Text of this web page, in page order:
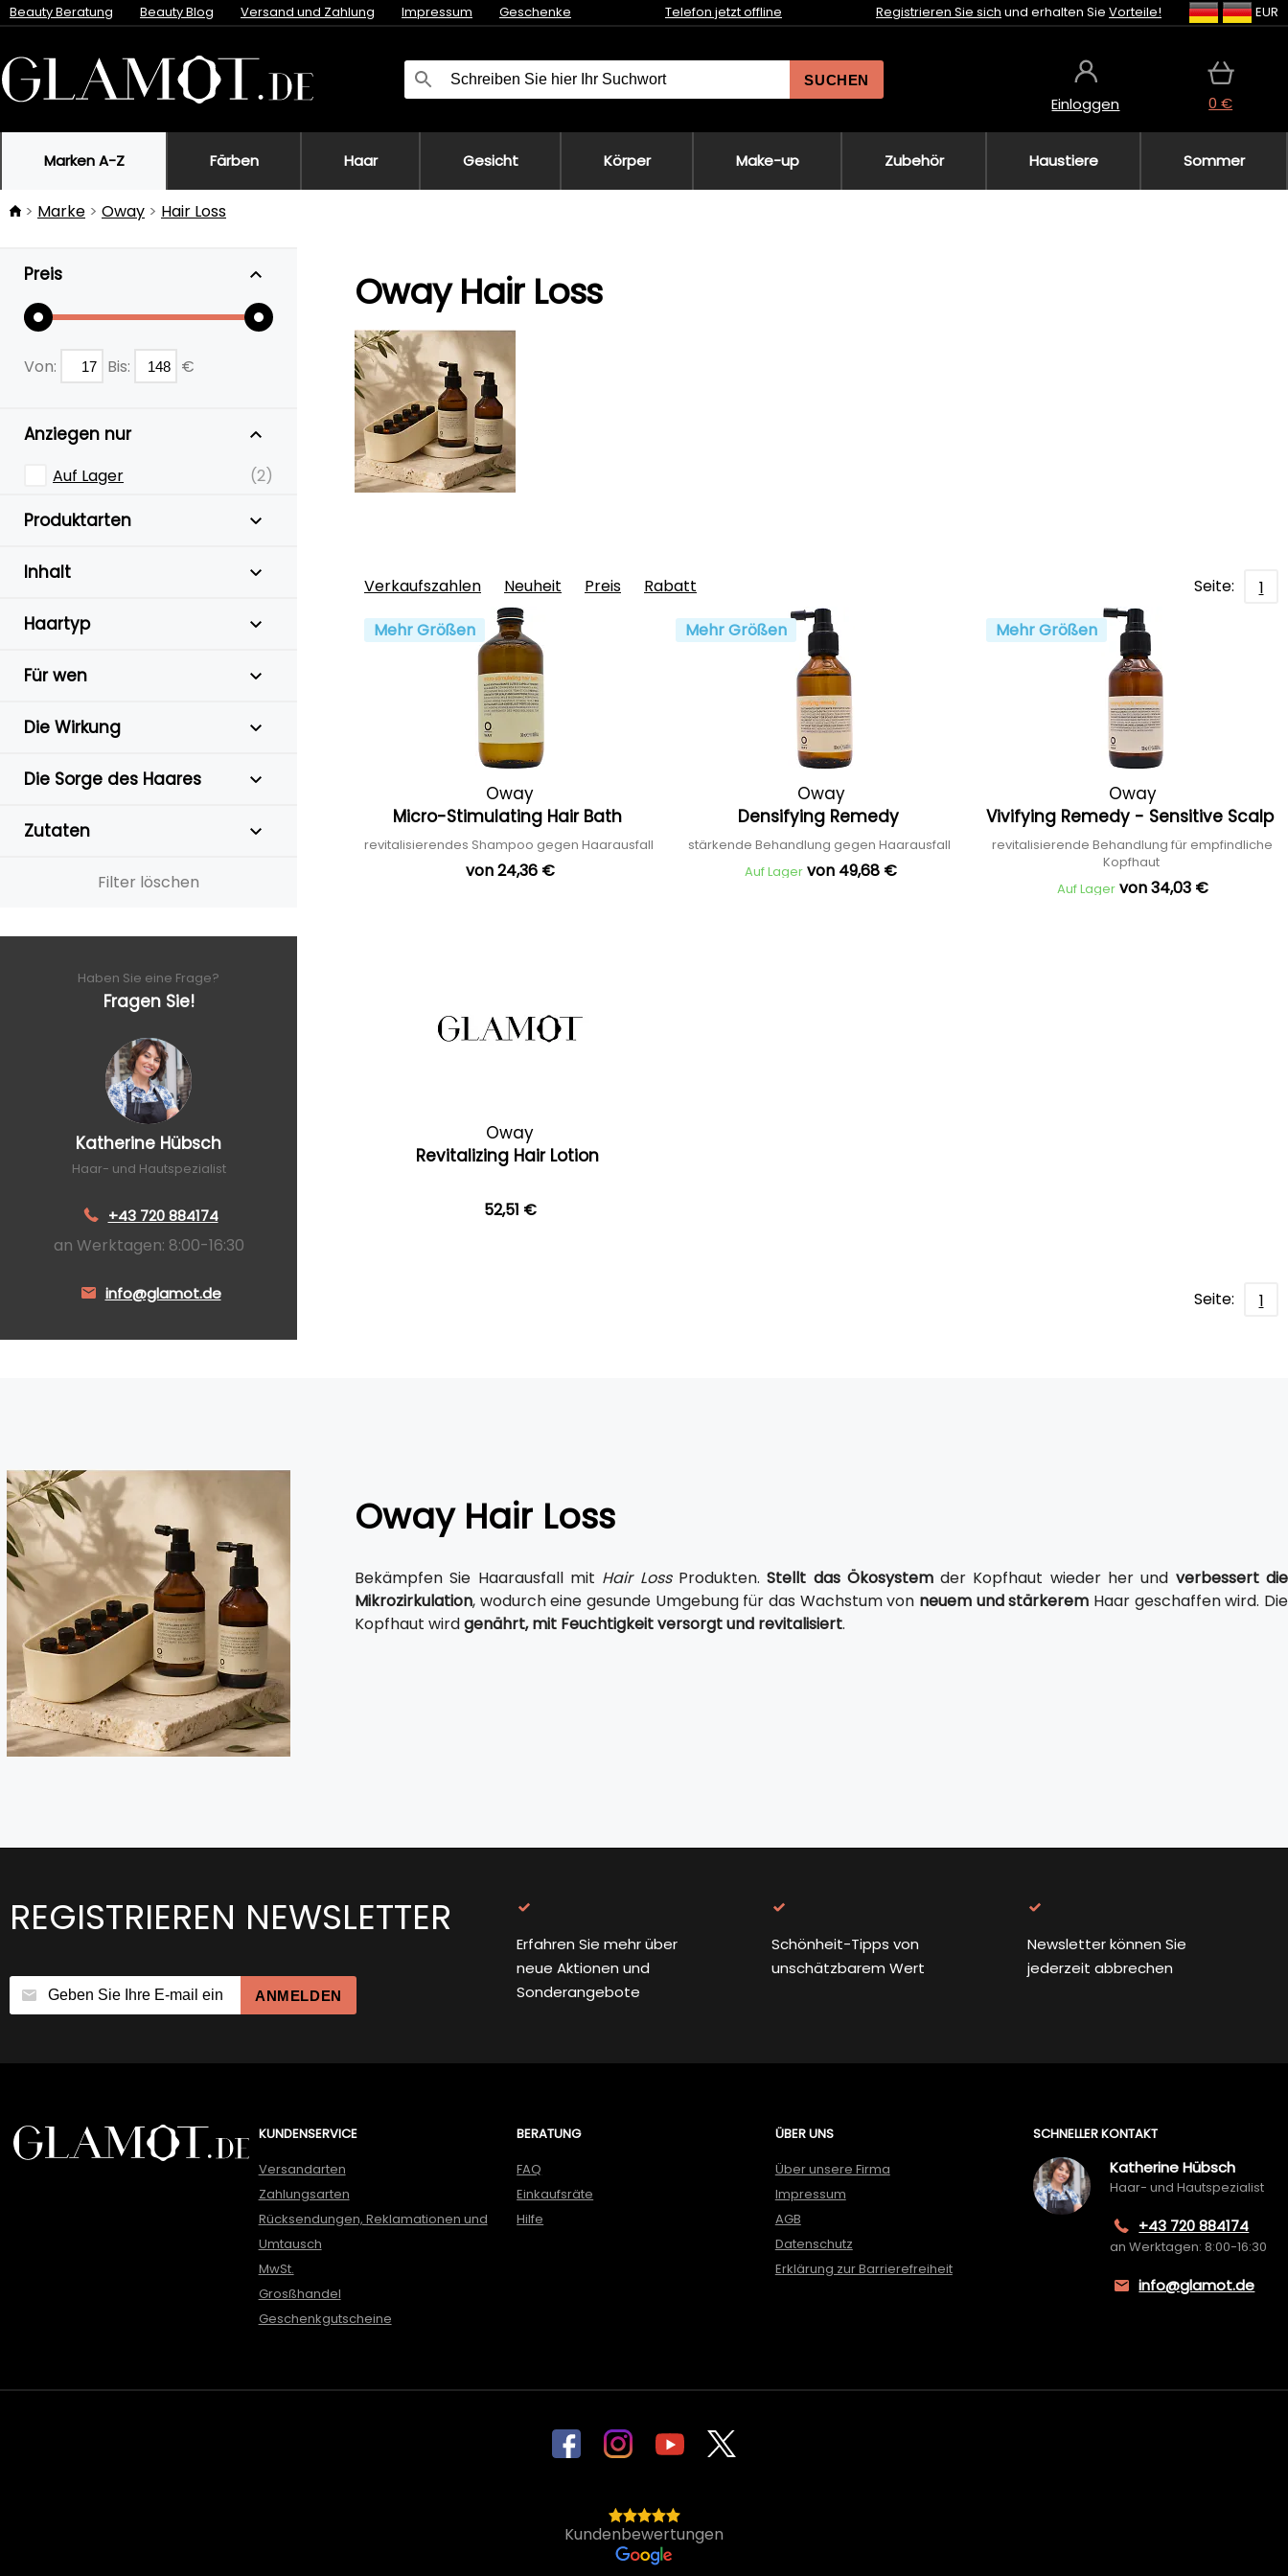
Beauty Beratung Beauty Blog Versand und Zahlung Impressum Geschenke Telefon jetzt offline Registrieren Sie sich und erhalten Sie Vorteile! EUR
SUCHEN
Einloggen 0 €
Marken A-Z Färben Haar Gesicht Körper Make-up Zubehör Haustiere Sommer
Marke Oway Hair Loss
Preis
Von: Bis: €
Anziegen nur
Auf Lager (2)
Produktarten
Inhalt
Haartyp
Für wen
Die Wirkung
Die Sorge des Haares
Zutaten
Filter löschen
Haben Sie eine Frage?
Fragen Sie!
Katherine Hübsch
Haar- und Hautspezialist
+43 720 884174
an Werktagen: 8:00-16:30
info@glamot.de
Oway Hair Loss
Verkaufszahlen Neuheit Preis Rabatt Seite:
1
Mehr Größen
Oway
Micro-Stimulating Hair Bath
revitalisierendes Shampoo gegen Haarausfall
von 24,36 €
Mehr Größen
Oway
Densifying Remedy
stärkende Behandlung gegen Haarausfall
Auf Lager von 49,68 €
Mehr Größen
Oway
Vivifying Remedy - Sensitive Scalp
revitalisierende Behandlung für empfindliche
Kopfhaut
Auf Lager von 34,03 €
Oway
Revitalizing Hair Lotion
52,51 €
Seite: 1
Oway Hair Loss
Bekämpfen Sie Haarausfall mit Hair LossProdukten.Stellt das Ökosystemder Kopfhaut wieder her und verbessert die
Mikrozirkulation, wodurch eine gesunde Umgebung für das Wachstum von neuem und stärkerem Haar geschaffen wird. Die
Kopfhaut wirdgenährt, mit Feuchtigkeit versorgt und revitalisiert.
REGISTRIEREN NEWSLETTER
ANMELDEN
Erfahren Sie mehr über
neue Aktionen und
Sonderangebote
Schönheit-Tipps von
unschätzbarem Wert
Newsletter können Sie
jederzeit abbrechen
KUNDENSERVICE
Versandarten
Zahlungsarten
Rücksendungen, Reklamationen und
Umtausch
MwSt.
Grosßhandel
Geschenkgutscheine
BERATUNG
FAQ
Einkaufsräte
Hilfe
ÜBER UNS
Über unsere Firma
Impressum
AGB
Datenschutz
Erklärung zur Barrierefreiheit
SCHNELLER KONTAKT
Katherine Hübsch
Haar- und Hautspezialist
+43 720 884174
an Werktagen: 8:00-16:30
info@glamot.de
Kundenbewertungen